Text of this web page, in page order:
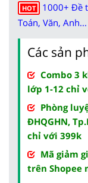
HOT
1000+ Đề
Toán, Văn,
Các sản
Combo 3
lớp 1-12 chỉ
Phòng
ĐHQGHN,
chỉ với 399k
Mã giảm
trên Shopee